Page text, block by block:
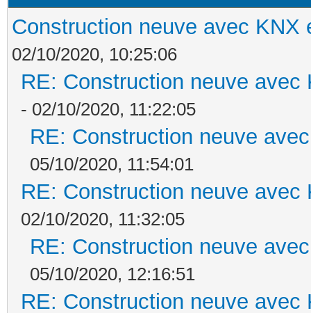
Construction neuve avec KNX
02/10/2020, 10:25:06
RE: Construction neuve avec
- 02/10/2020, 11:22:05
RE: Construction neuve
05/10/2020, 11:54:01
RE: Construction neuve avec
02/10/2020, 11:32:05
RE: Construction neuve
05/10/2020, 12:16:51
RE: Construction neuve avec